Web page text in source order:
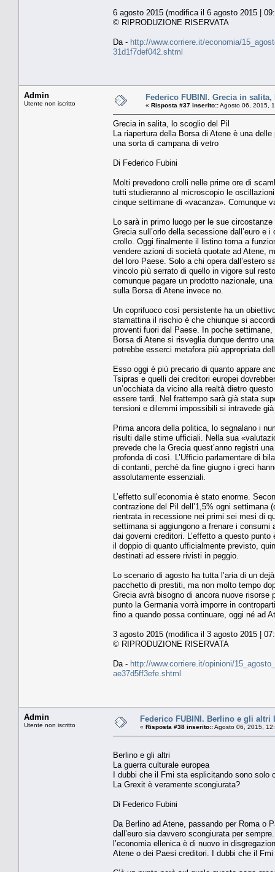
6 agosto 2015 (modifica il 6 agosto 2015 |
© RIPRODUZIONE RISERVATA
Da - http://www.corriere.it/economia/
31d1f7def042.shtml
Admin
Utente non iscritto
Federico FUBINI. Grecia in
« Risposta #37 inserito::Agosto 06, 2015,
Grecia in salita, lo scoglio del Pil
La riapertura della Borsa di Atene è una
una sorta di campana di vetro
Di Federico Fubini
Molti prevedono crolli nelle prime ore di
tutti studieranno al microscopio le
cinque settimane di «vacanza». Comunque
Lo sarà in primo luogo per le sue
Grecia sull’orlo della secessione dall’euro
crollo. Oggi finalmente il listino torna a
vendere azioni di società quotate ad Atene,
del loro Paese. Solo a chi opera dall’estero
vincolo più serrato di quello in vigore sul
comunque pagare un prodotto nazionale,
sulla Borsa di Atene invece no.
Un coprifuoco così persistente ha un
stamattina il rischio è che chiunque si
proventi fuori dal Paese. In poche
Borsa di Atene si risveglia dunque dentro
potrebbe esserci metafora più appropriata
Esso oggi è più precario di quanto appare
Tsipras e quelli dei creditori europei
un’occhiata da vicino alla realtà dietro
essere tardi. Nel frattempo sarà già stata
tensioni e dilemmi impossibili si intravede già
Prima ancora della politica, lo segnalano i
risulti dalle stime ufficiali. Nella sua
prevede che la Grecia quest’anno registri
profonda di così. L’Ufficio parlamentare di
di contanti, perché da fine giugno i greci
assolutamente essenziali.
L’effetto sull’economia è stato enorme.
contrazione del Pil dell’1,5% ogni settimana
rientrata in recessione nei primi sei mesi di
settimana si aggiungono a frenare i consumi
dai governi creditori. L’effetto a questo
il doppio di quanto ufficialmente previsto,
destinati ad essere rivisti in peggio.
Lo scenario di agosto ha tutta l’aria di un
pacchetto di prestiti, ma non molto tempo
Grecia avrà bisogno di ancora nuove
punto la Germania vorrà imporre in
fino a quando possa continuare, oggi né ad
3 agosto 2015 (modifica il 3 agosto 2015 |
© RIPRODUZIONE RISERVATA
Da - http://www.corriere.it/opinioni/
ae37d5ff3efe.shtml
Admin
Utente non iscritto
Federico FUBINI. Berlino e gli altri
« Risposta #38 inserito::Agosto 06, 2015,
Berlino e gli altri
La guerra culturale europea
I dubbi che il Fmi sta esplicitando sono solo
La Grexit è veramente scongiurata?
Di Federico Fubini
Da Berlino ad Atene, passando per Roma o
dall’euro sia davvero scongiurata per
l’economia ellenica è di nuovo in
Atene o dei Paesi creditori. I dubbi che il